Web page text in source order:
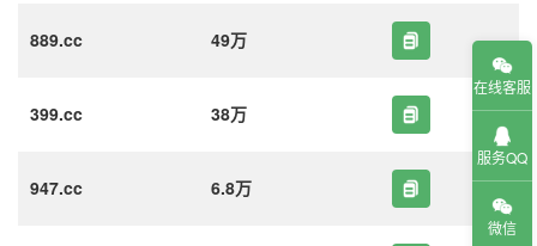
889.cc 49万
399.cc 38万
947.cc 6.8万
在线客服
服务QQ
微信